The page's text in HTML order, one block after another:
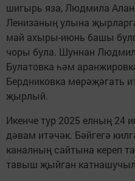
шигырь яза, Людмила
Ленизаның улына
май ахыры-июнь башы
чоры була. Шуннан
Булатовка һәм
Бердниковка мөрәҗәгать
җырлый.
Икенче тур 2025 елның 24
дәвам итәчәк. Бәйгегә
каналның сайтына кереп
тавыш җыйган